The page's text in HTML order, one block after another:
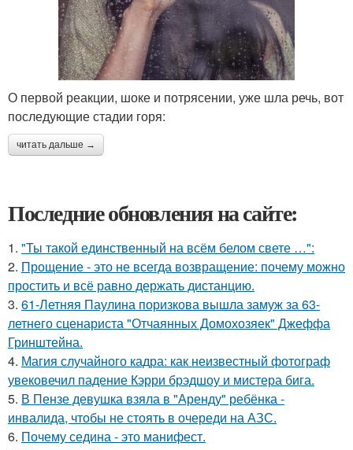
О первой реакции, шоке и потрясении, уже шла речь, вот
последующие стадии горя:
читать дальше →
Последние обновления на сайте:
1. "Ты такой единственный на всём белом свете …":
2. Прощение - это не всегда возвращение: почему можно
простить и всё равно держать дистанцию.
3. 61-Летняя Паулина поризкова вышла замуж за 63-
летнего сценариста "Отчаянных Домохозяек" Джеффа
Гринштейна.
4. Магия случайного кадра: как неизвестный фотограф
увековечил падение Кэрри брэдшоу и мистера бига.
5. В Пензе девушка взяла в "Аренду" ребёнка -
инвалида, чтобы не стоять в очереди на АЗС.
6. Почему седина - это манифест.